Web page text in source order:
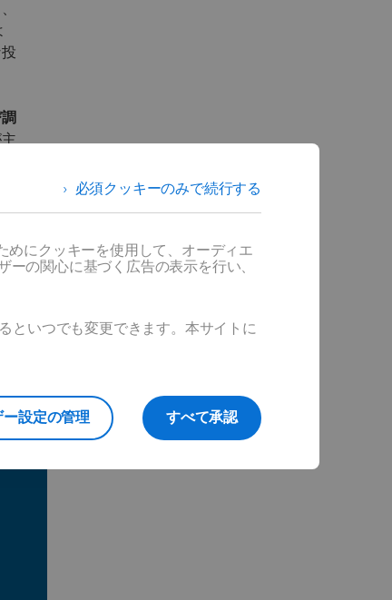
必須クッキーのみで続行する
めにクッキーを使用して、オーディエ
の関心に基づく広告の表示を行い、
といつでも変更できます。本サイトに
すべて承認
ー設定の管理